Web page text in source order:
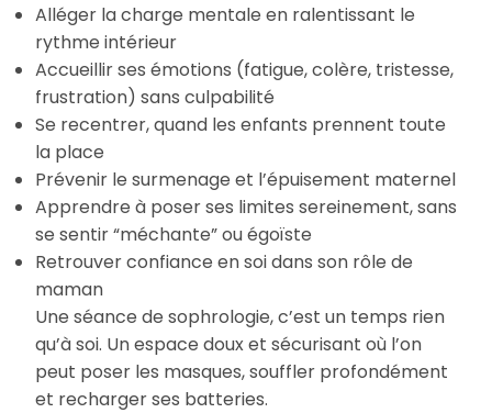
Alléger la charge mentale en ralentissant le
rythme intérieur
Accueillir ses émotions (fatigue, colère, tristesse,
frustration) sans culpabilité
Se recentrer, quand les enfants prennent toute
la place
Prévenir le surmenage et l’épuisement maternel
Apprendre à poser ses limites sereinement, sans
se sentir “méchante” ou égoïste
Retrouver confiance en soi dans son rôle de
maman
Une séance de sophrologie, c’est un temps rien
qu’à soi. Un espace doux et sécurisant où l’on
peut poser les masques, souffler profondément
et recharger ses batteries.